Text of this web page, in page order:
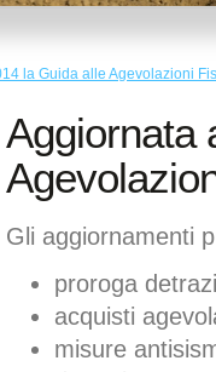
la Guida alle Agevolazioni
Aggiornata
Gli aggiornamenti
proroga
acquisti
misure